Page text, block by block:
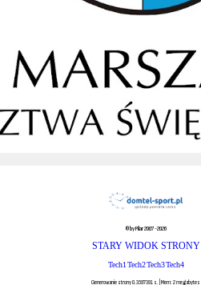
© by Pilar 2007-2026
STARY WIDOK STRONY
Tech1 Tech2Tech3Tech4
Generowanie strony 0.3597391 s. | Mem: 2 megabytes